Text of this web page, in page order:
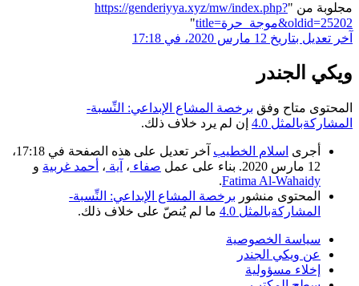
مجلوبة من "https://genderiyya.xyz/mw/index.php?
title=موجة_حرة&oldid=25202
"
آخر تعديل بتاريخ 12 مارس 2020، في 17:18
ويكي الجندر
المحتوى متاح وفق برخصة المشاع الإبداعي: النِّسبة-
المشاركةبالمثل 4.0
إن لم يرد خلاف ذلك.
أجرى اسلام الخطيب
آخر تعديل على هذه الصفحة في 17:18،
12 مارس 2020. بناء على عمل
صفاء ، آية ، أحمد غربية و
Fatima Al-Wahaidy
.
المحتوى منشور برخصة المشاع الإبداعي: النِّسبة-
المشاركةبالمثل 4.0
ما لم يُنصّ على خلاف ذلك.
سياسة الخصوصية
عن ويكي الجندر
إخلاء مسؤولية